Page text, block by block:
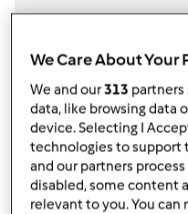
We Care About Your
We and our313 partners
data, like browsing data
device. Selecting I
technologies to support
and our partners
disabled, some content
relevant to you. You